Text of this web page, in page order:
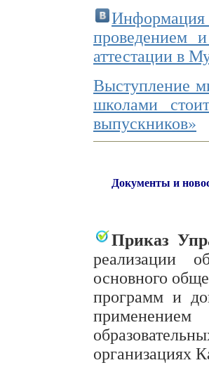
проведением
аттестации в
Выступление
школами
выпускников»
Документы и
Приказ
реализации
основного
программ и
организациях